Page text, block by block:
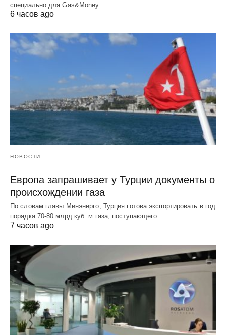
специально для Gas&Money:
6 часов ago
НОВОСТИ
Европа запрашивает у Турции документы о
происхождении газа
По словам главы Минэнерго, Турция готова экспортировать в год
порядка 70-80 млрд куб. м газа, поступающего…
7 часов ago